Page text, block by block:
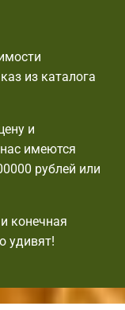
из каталога
и
имеются
рублей или
конечная
удивят!